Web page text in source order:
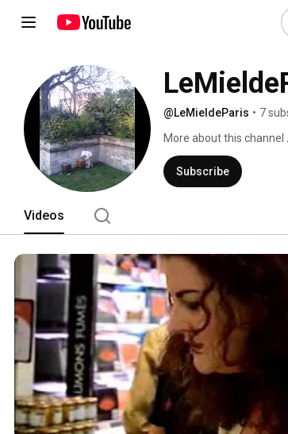
@LeMieldeParis • 7
More about this channel
Subscribe
Videos